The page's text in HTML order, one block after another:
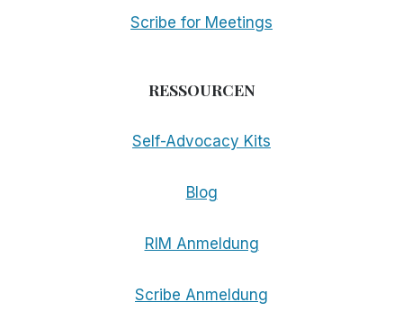
Scribe for Meetings
RESSOURCEN
Self-Advocacy Kits
Blog
RIM Anmeldung
Scribe Anmeldung